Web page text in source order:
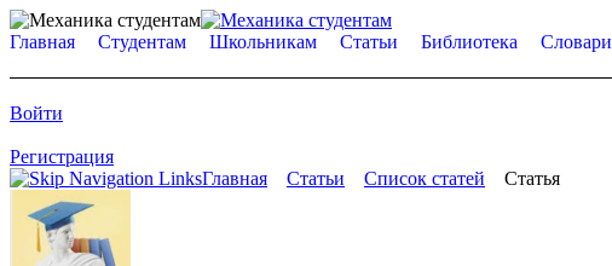
Главная Студентам Школьникам Статьи Библиотека Словари
Войти
Регистрация
Главная
Статьи Список статей Статья